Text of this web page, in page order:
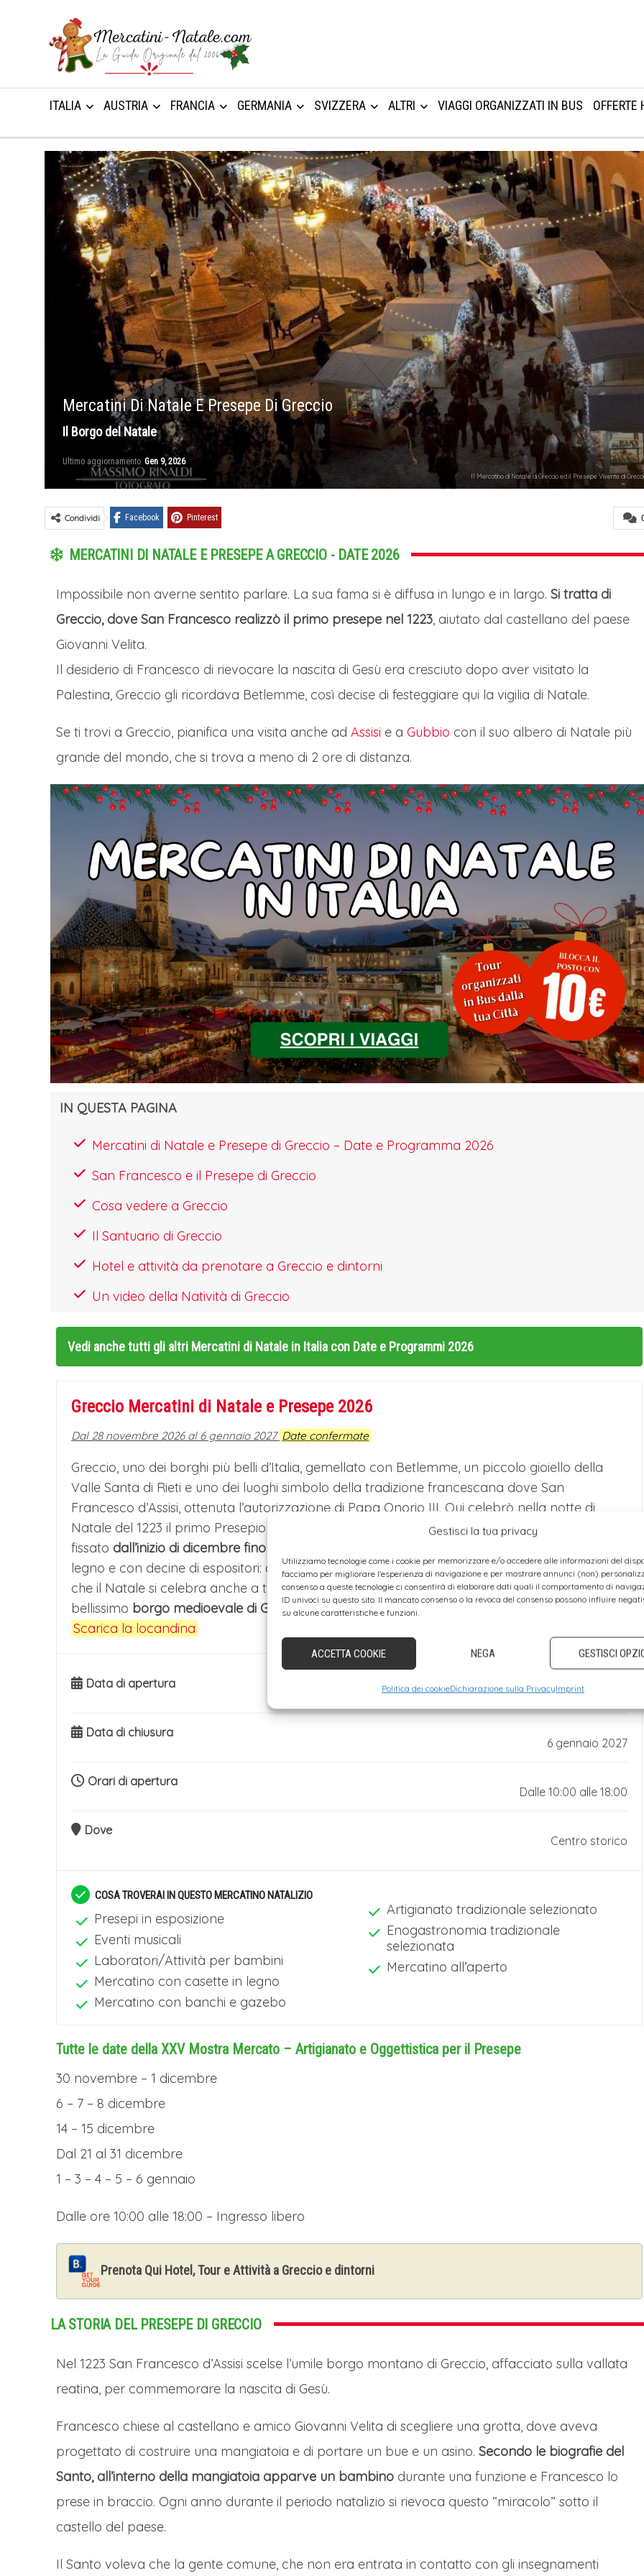
Gestisci la tua privacy
Utilizziamo tecnologie come i cookie per memorizzare e/o accedere alle informazioni del
facciamo per migliorare l'esperienza di navigazione e per mostrare annunci (non)
consenso a queste tecnologie ci consentirà di elaborare dati quali il comportamento di
ID univoci su questo sito. Il mancato consenso o la revoca del consenso possono influire
su alcune caratteristiche e funzioni.
ACCETTA COOKIE NEGA GESTISCI
Politica dei cookieDichiarazione sulla PrivacyImprint
ITALIA AUSTRIA FRANCIA GERMANIA SVIZZERA ALTRI VIAGGI ORGANIZZATI IN BUS OFFERTE
Mercatini Di Natale E Presepe Di Greccio
Il Borgo del Natale
Ultimo aggiornamento Gen 9, 2026
Il Mercatino di Natale di Greccio ed il Presepe Vivente di
Condividi Facebook Pinterest
MERCATINI DI NATALE E PRESEPE A GRECCIO - DATE 2026
Impossibile non averne sentito parlare. La sua fama si è diffusa in lungo e in largo. Si tratta di
Greccio, dove San Francesco realizzò il primo presepe nel 1223 , aiutato dal castellano del paese
Giovanni Velita.
Il desiderio di Francesco di rievocare la nascita di Gesù era cresciuto dopo aver visitato la
Palestina, Greccio gli ricordava Betlemme, così decise di festeggiare qui la vigilia di Natale.
Se ti trovi a Greccio, pianifica una visita anche ad Assisi e a Gubbio con il suo albero di Natale più
grande del mondo, che si trova a meno di 2 ore di distanza.
IN QUESTA PAGINA
Mercatini di Natale e Presepe di Greccio – Date e Programma 2026
San Francesco e il Presepe di Greccio
Cosa vedere a Greccio
Il Santuario di Greccio
Hotel e attività da prenotare a Greccio e dintorni
Un video della Natività di Greccio
Vedi anche tutti gli altri Mercatini di Natale in Italia con Date e Programmi 2026
Greccio Mercatini di Natale e Presepe 2026
Dal 28 novembre 2026 al 6 gennaio 2027 Date confermate
Greccio, uno dei borghi più belli d’Italia, gemellato con Betlemme, un piccolo gioiello della
Valle Santa di Rieti e uno dei luoghi simbolo della tradizione francescana dove San
Francesco d’Assisi, ottenuta l’autorizzazione di Papa Onorio III. Qui celebrò nella notte di
Natale del 1223 il primo Presepio della storia. L’appuntamento con i Mercatini di Natale è
fissato dall’inizio di dicembre fino al 6 gennaio
legno e con decine di espositori: artigianato, presepi artistici, idee regalo, prodotti tipici; e visto
che il Natale si celebra anche a tavola, gli stand gastronomici faranno da cornice al
bellissimo borgo medioevale di Greccio completamente ristrutturato.
Scarica la locandina
Data di apertura
28 novembre 2026
Data di chiusura
6 gennaio 2027
Orari di apertura
Dalle 10:00 alle 18:00
Dove
Centro storico
COSA TROVERAI IN QUESTO MERCATINO NATALIZIO
Presepi in esposizione
Eventi musicali
Laboratori/Attività per bambini
Mercatino con casette in legno
Mercatino con banchi e gazebo
Artigianato tradizionale selezionato
Enogastronomia tradizionale
selezionata
Mercatino all’aperto
Tutte le date della XXV Mostra Mercato – Artigianato e Oggettistica per il Presepe
30 novembre – 1 dicembre
6 – 7 – 8 dicembre
14 – 15 dicembre
Dal 21 al 31 dicembre
1 – 3 – 4 – 5 – 6 gennaio
Dalle ore 10:00 alle 18:00 – Ingresso libero
Prenota Qui Hotel, Tour e Attività a Greccio e dintorni
LA STORIA DEL PRESEPE DI GRECCIO
Nel 1223 San Francesco d’Assisi scelse l’umile borgo montano di Greccio, affacciato sulla vallata
reatina, per commemorare la nascita di Gesù.
Francesco chiese al castellano e amico Giovanni Velita di scegliere una grotta, dove aveva
progettato di costruire una mangiatoia e di portare un bue e un asino. Secondo le biografie del
Santo, all’interno della mangiatoia apparve un bambino durante una funzione e Francesco lo
prese in braccio. Ogni anno durante il periodo natalizio si rievoca questo “miracolo” sotto il
castello del paese.
Il Santo voleva che la gente comune, che non era entrata in contatto con gli insegnamenti